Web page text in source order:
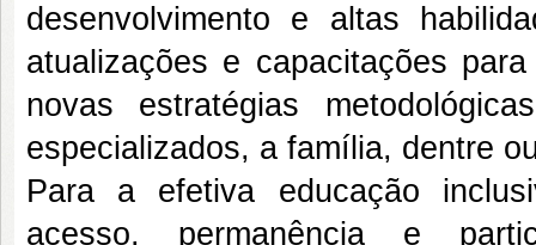
desenvolvimento e altas
atualizações e capacitações
novas estratégias
especializados, a família, dentre
Para a efetiva educação
acesso, permanência e